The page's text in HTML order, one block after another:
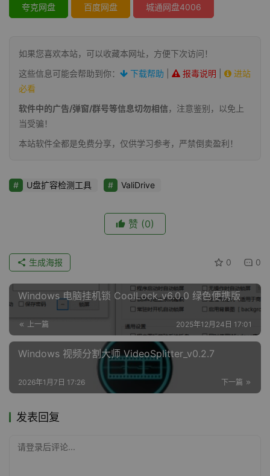
夸克网盘 百度网盘 城通网盘4006
如果您喜欢本站，可以收藏本网址，方便下次访问！
这些信息可能会帮助到你：
下载帮助 报毒说明
进站
必看
软件中的广告/弹窗/群号等信息切勿相信，注意鉴别，以免上
当受骗！
本站软件全都是免费分享，仅供学习参考，严禁倒卖盈利！
U盘扩容检测工具 ValiDrive
赞 (0)
0 0
生成海报
Windows 电脑挂机锁 CoolLock_v6.0.0 绿色便携版
上一篇 2025年12月24日 17:01
Windows 视频分割大师 VideoSplitter_v0.2.7
下一篇
2026年1月7日 17:26
发表回复
请登录后评论...